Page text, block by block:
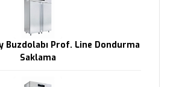
Buzdolabı Prof. Line Dondurma
Saklama